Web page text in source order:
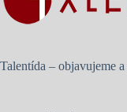
Talentída – objavujeme